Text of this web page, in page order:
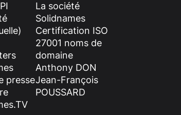
presse
La société
Solidnames
Certification ISO
27001 noms de
domaine
Anthony DON
Jean-François
POUSSARD